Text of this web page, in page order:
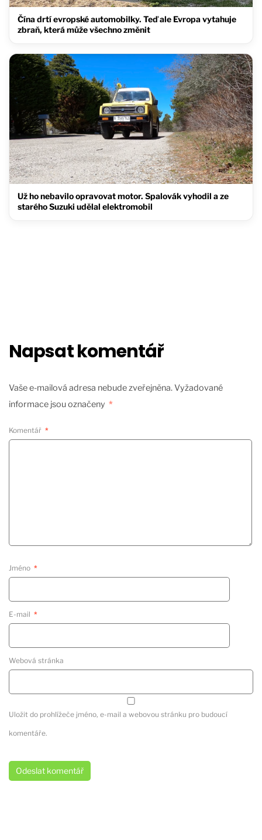
Čína drtí evropské automobilky. Teď ale Evropa vytahuje
zbraň, která může všechno změnit
Už ho nebavilo opravovat motor. Spalovák vyhodil a ze
starého Suzuki udělal elektromobil
Napsat komentář
Vaše e-mailová adresa nebude zveřejněna.Vyžadované
informace jsou označeny *
Komentář *
Jméno *
E-mail *
Webová stránka
Uložit do prohlížeče jméno, e-mail a webovou stránku pro budoucí
komentáře.